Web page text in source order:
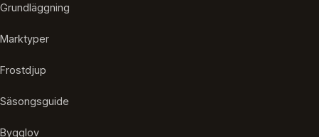
Grundläggning
Marktyper
Frostdjup
Säsongsguide
Bygglov